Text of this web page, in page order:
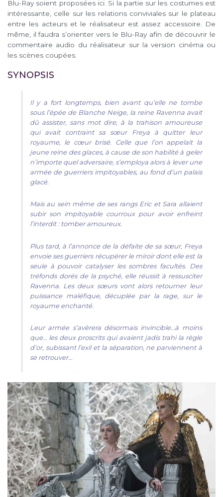
Blu-Ray soient proposées ici. Si la partie sur les costumes est
intéressante, celle sur les relations conviviales sur le plateau
entre les acteurs et le réalisateur est assez accessoire. De
même, il faudra s’orienter vers le Blu-Ray afin de découvrir le
commentaire audio du réalisateur sur la version cinéma ou
les scènes coupées.
SYNOPSIS
Il y a fort longtemps, bien avant qu’elle ne tombe
sous l’épée de Blanche Neige, la reine Ravenna avait
dû assister, sans mot dire, à la trahison amoureuse
qui avait contraint sa sœur Freya à quitter leur
royaume, le cœur brisé. Celle que l’on appelait la
jeune reine des glaces, à cause de son habilité à geler
n’importe quel adversaire, s’employa alors à lever une
armée de guerriers impitoyables, au fond d’un palais
glacé.
Mais au sein même de ses rangs Eric et Sara allaient
subir son impitoyable courroux pour avoir enfreint
l’interdit : tomber amoureux.
Plus tard, à l’annonce de la défaite de sa sœur, Freya
envoie ses guerriers récupérer le miroir dont elle est la
seule à pouvoir catalyser les sombres facultés. Des
tréfonds dorés de la psyché, elle réussit à ressusciter
Ravenna. Les deux sœurs vont alors retourner leur
puissance maléfique, décuplée par la rage, sur le
royaume enchanté.
Leur armée s’avèrera désormais invincible…à moins
que… les deux proscrits qui avaient jadis trahi la règle
d’or, subissant l’exil et la séparation, ne parviennent à
se retrouver…